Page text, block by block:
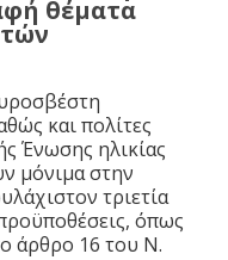
θέματα
και πολίτες
Ένωσης ηλικίας
μόνιμα στην
τριετία
όπως
άρθρο 16 του N.